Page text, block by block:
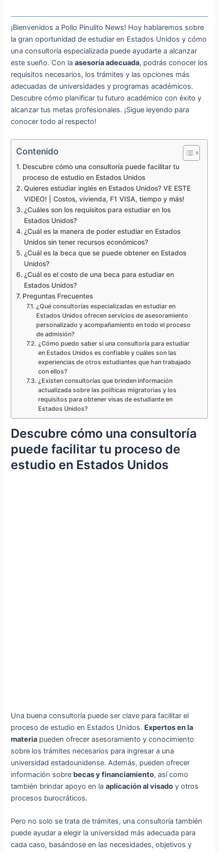
¡Bienvenidos a Pollo Pinulito News! Hoy hablaremos sobre
la gran oportunidad de estudiar en Estados Unidos y cómo
una consultoría especializada puede ayudarte a alcanzar
este sueño. Con laasesoría adecuada, podrás conocer los
requisitos necesarios, los trámites y las opciones más
adecuadas de universidades y programas académicos.
Descubre cómo planificar tu futuro académico con éxito y
alcanzar tus metas profesionales. ¡Sigue leyendo para
conocer todo al respecto!
Contenido
Descubre cómo una consultoría puede facilitar tu
proceso de estudio en Estados Unidos
Quieres estudiar inglés en Estados Unidos? VE ESTE
VIDEO! | Costos, vivienda, F1 VISA, tiempo y más!
¿Cuáles son los requisitos para estudiar en los
Estados Unidos?
¿Cuál es la manera de poder estudiar en Estados
Unidos sin tener recursos económicos?
¿Cuál es la beca que se puede obtener en Estados
Unidos?
¿Cuál es el costo de una beca para estudiar en
Estados Unidos?
Preguntas Frecuentes
¿Qué consultorías especializadas en estudiar en
Estados Unidos ofrecen servicios de asesoramiento
personalizado y acompañamiento en todo el proceso
de admisión?
¿Cómo puedo saber si una consultoría para estudiar
en Estados Unidos es confiable y cuáles son las
experiencias de otros estudiantes que han trabajado
con ellos?
¿Existen consultorías que brinden información
actualizada sobre las políticas migratorias y los
requisitos para obtener visas de estudiante en
Estados Unidos?
Descubre cómo una consultoría
puede facilitar tu proceso de
estudio en Estados Unidos
Una buena consultoría puede ser clave para facilitar el
proceso de estudio en Estados Unidos. Expertos en la
materia pueden ofrecer asesoramiento y conocimiento
sobre los trámites necesarios para ingresar a una
universidad estadounidense. Además, pueden ofrecer
información sobre becas y financiamiento, así como
también brindar apoyo en laaplicación al visado y otros
procesos burocráticos.
Pero no solo se trata de trámites, una consultoría también
puede ayudar a elegir la universidad más adecuada para
cada caso, basándose en las necesidades, objetivos y